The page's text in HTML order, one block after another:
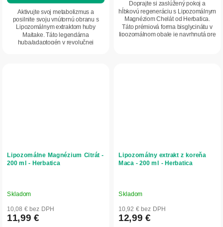
Aktivujte svoj metabolizmus a
posilnite svoju vnútornú obranu s
Lipozomálnym extraktom huby
Maitake. Táto legendárna
huba/adaptogén v revolučnej
5
hviezdičiek.
Doprajte si zaslúžený pokoj a
hĺbkovú regeneráciu s Lipozomálnym
Magnéziom Chelát od Herbatica.
Táto prémiová forma bisglycinátu v
lipozomálnom obale je navrhnutá pre
Lipozomálne Magnézium Citrát -
200 ml - Herbatica
Skladom
10,08 € bez DPH
11,99 €
Lipozomálny extrakt z koreňa
Maca - 200 ml - Herbatica
Skladom
10,92 € bez DPH
12,99 €